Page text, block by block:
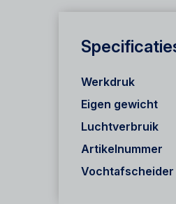
Werkdruk
Eigen gewicht
Luchtverbruik
Artikelnummer
Vochtafscheider